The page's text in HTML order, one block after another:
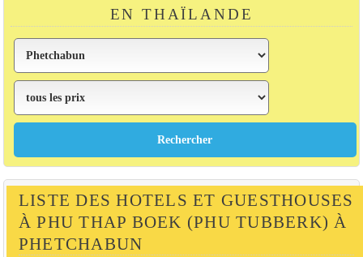
EN THAÏLANDE
LISTE DES HOTELS ET GUESTHOUSES
À PHU THAP BOEK (PHU TUBBERK) À
PHETCHABUN